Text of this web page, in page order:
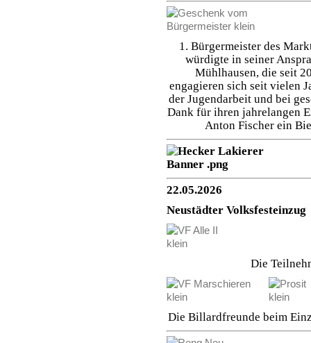
1. Bürgermeister des
würdigte in seiner
Mühlhausen, die seit
engagieren sich seit vielen
der Jugendarbeit und bei
Dank für ihren jahrelangen
Anton Fischer ein
22.05.2026
Neustädter Volksfesteinzug
Die
Die Billardfreunde beim